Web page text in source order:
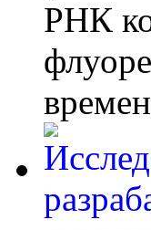
РНК